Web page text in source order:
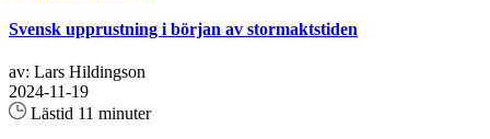
Svensk upprustning i början av stormaktstiden
av: Lars Hildingson
2024-11-19
Lästid 11 minuter